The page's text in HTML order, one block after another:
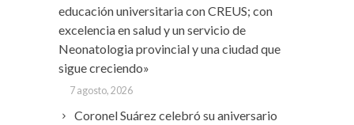
educación universitaria con CREUS; con
excelencia en salud y un servicio de
Neonatologia provincial y una ciudad que
sigue creciendo»
7 agosto, 2026
Coronel Suárez celebró su aniversario